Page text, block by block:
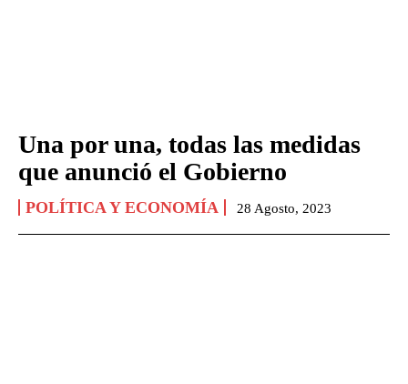
Una por una, todas las medidas
que anunció el Gobierno
POLÍTICA Y ECONOMÍA 28 Agosto, 2023